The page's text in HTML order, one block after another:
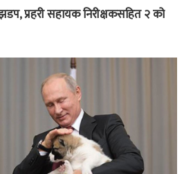
प्रहरी सहायक निरीक्षकसहित २ को